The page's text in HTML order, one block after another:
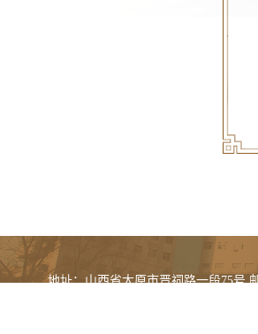
地址：山西省太原市晋祠路一段75号